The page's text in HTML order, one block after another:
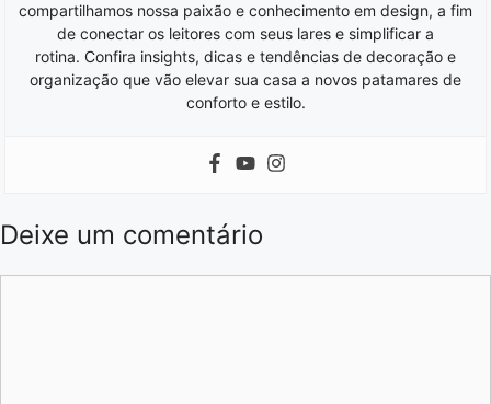
compartilhamos nossa paixão e conhecimento em design, a fim
de conectar os leitores com seus lares e simplificar a
rotina. Confira insights, dicas e tendências de decoração e
organização que vão elevar sua casa a novos patamares de
conforto e estilo.
Deixe um comentário